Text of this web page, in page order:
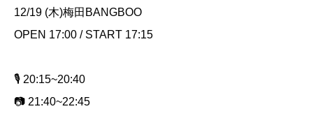
12/19 (木)梅田BANGBOO
OPEN 17:00 / START 17:15
🎙️ 20:15~20:40
📷 21:40~22:45